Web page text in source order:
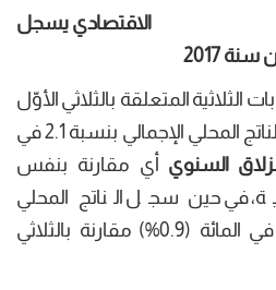
الاقتصادي يسجل
سنة
الثلاثية المتعلقة بالثلاثي الأوّل
من سنة 2017 ارتفاعا في الناتج المحلي الإجمالي بنسبة 2.1 في
السنوي أي مقارنة بنفس
في حين سجل الناتج المحلي
الإجمالي نموا بنسبة 0.9 في المائة (0.9%) مقارنة بالثلاثي